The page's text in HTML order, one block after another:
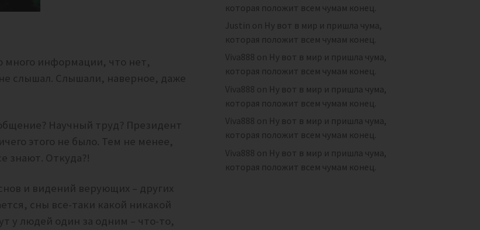
много информации, что нет,
слышал. Слышали, наверное, даже
Научный труд? Президент
этого не было. Тем не менее,
знают. Откуда?!
и видений верующих – других
сны все-таки какой никакой
у людей один за одним – что-то,
которая положит всем чумам конец.
Justin on Ну вот в мир и пришла чума,
которая положит всем чумам конец.
Viva888 on Ну вот в мир и пришла чума,
которая положит всем чумам конец.
Viva888 on Ну вот в мир и пришла чума,
которая положит всем чумам конец.
Viva888 on Ну вот в мир и пришла чума,
которая положит всем чумам конец.
Viva888 on Ну вот в мир и пришла чума,
которая положит всем чумам конец.